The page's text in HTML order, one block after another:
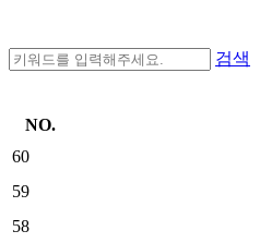
검색
NO.
60
59
58